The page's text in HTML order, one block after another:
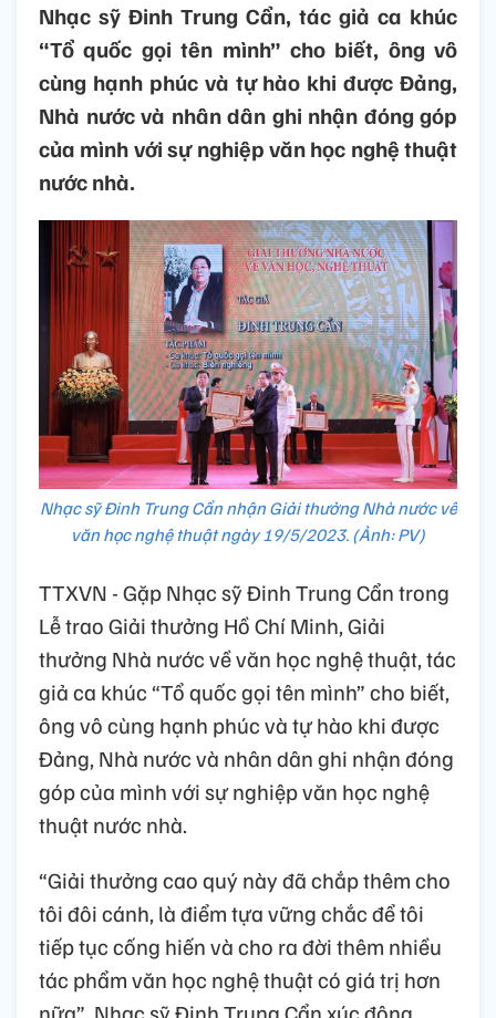
Nhạc sỹ Đinh Trung Cẩn, tác giả ca khúc
“Tổ quốc gọi tên mình” cho biết, ông vô
cùng hạnh phúc và tự hào khi được Đảng,
Nhà nước và nhân dân ghi nhận đóng góp
của mình với sự nghiệp văn học nghệ thuật
nước nhà.
Nhạc sỹ Đinh Trung Cẩn nhận Giải thưởng Nhà nước về
văn học nghệ thuật ngày 19/5/2023. (Ảnh: PV)
TTXVN - Gặp Nhạc sỹ Đinh Trung Cẩn trong
Lễ trao Giải thưởng Hồ Chí Minh, Giải
thưởng Nhà nước về văn học nghệ thuật, tác
giả ca khúc “Tổ quốc gọi tên mình” cho biết,
ông vô cùng hạnh phúc và tự hào khi được
Đảng, Nhà nước và nhân dân ghi nhận đóng
góp của mình với sự nghiệp văn học nghệ
thuật nước nhà.
“Giải thưởng cao quý này đã chắp thêm cho
tôi đôi cánh, là điểm tựa vững chắc để tôi
tiếp tục cống hiến và cho ra đời thêm nhiều
tác phẩm văn học nghệ thuật có giá trị hơn
nữa”, Nhạc sỹ Đinh Trung Cẩn xúc động